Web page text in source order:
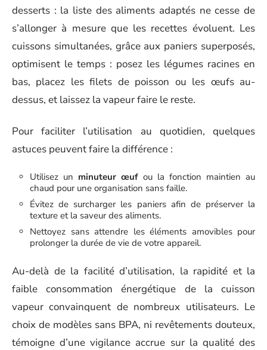
desserts : la liste des aliments adaptés ne cesse de
s’allonger à mesure que les recettes évoluent. Les
cuissons simultanées, grâce aux paniers superposés,
optimisent le temps : posez les légumes racines en
bas, placez les filets de poisson ou les œufs au-
dessus, et laissez la vapeur faire le reste.
Pour faciliter l’utilisation au quotidien, quelques
astuces peuvent faire la différence :
Utilisez un minuteur œufou la fonction maintien au
chaud pour une organisation sans faille.
Évitez de surcharger les paniers afin de préserver la
texture et la saveur des aliments.
Nettoyez sans attendre les éléments amovibles pour
prolonger la durée de vie de votre appareil.
Au-delà de la facilité d’utilisation, la rapidité et la
faible consommation énergétique de la cuisson
vapeur convainquent de nombreux utilisateurs. Le
choix de modèles sans BPA, ni revêtements douteux,
témoigne d’une vigilance accrue sur la qualité des